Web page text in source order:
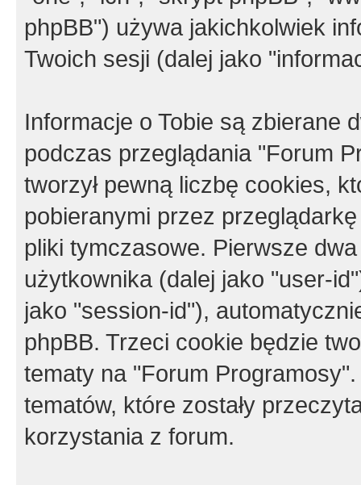
phpBB") używa jakichkolwiek
Twoich sesji (dalej jako
Informacje o Tobie są zbierane
podczas przeglądania "Forum
tworzył pewną liczbę cookies,
pobieranymi przez
pliki tymczasowe. Pierwsze
użytkownika (dalej jako "user-
jako "session-id"),
phpBB. Trzeci cookie będzie
tematy na "Forum
tematów, które zostały
korzystania z forum.